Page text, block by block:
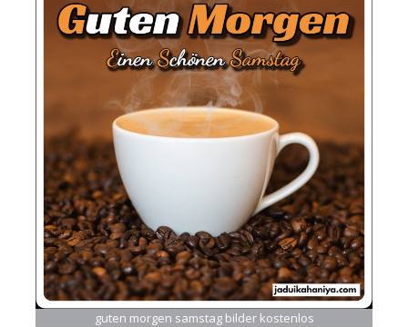
guten morgen samstag bilder kostenlos